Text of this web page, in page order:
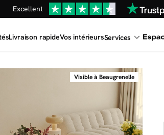
Excellent
Livraison rapideVos intérieursServices
Visible à Beaugrenelle